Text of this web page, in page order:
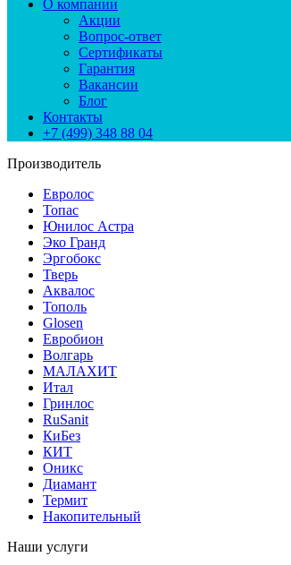
О компании
Акции
Вопрос-ответ
Сертификаты
Гарантия
Вакансии
Блог
Контакты
+7 (499) 348 88 04
Производитель
Евролос
Топас
Юнилос Астра
Эко Гранд
Эргобокс
Тверь
Аквалос
Тополь
Glosen
Евробион
Волгарь
МАЛАХИТ
Итал
Гринлос
RuSanit
КиБез
КИТ
Оникс
Диамант
Термит
Накопительный
Наши услуги